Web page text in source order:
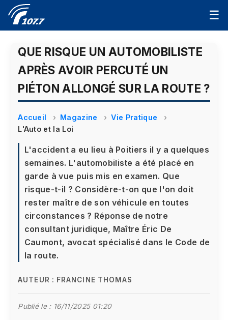
☰
QUE RISQUE UN AUTOMOBILISTE
APRÈS AVOIR PERCUTÉ UN
PIÉTON ALLONGÉ SUR LA ROUTE ?
Accueil Magazine
Vie Pratique
L'Auto et la Loi
L'accident a eu lieu à Poitiers il y a quelques
semaines. L'automobiliste a été placé en
garde à vue puis mis en examen. Que
risque-t-il ? Considère-t-on que l'on doit
rester maître de son véhicule en toutes
circonstances ? Réponse de notre
consultant juridique, Maître Éric De
Caumont, avocat spécialisé dans le Code de
la route.
AUTEUR : FRANCINE THOMAS
Publié le : 16/11/2025 01:20